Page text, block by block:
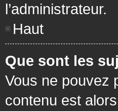
l’administrateur.
Haut
Que sont les
Vous ne pouvez
contenu est